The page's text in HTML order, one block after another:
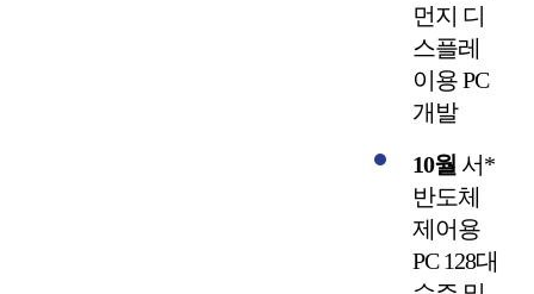
먼지 디
스플레
이용 PC
개발
10월 서*
반도체
제어용
PC 128대